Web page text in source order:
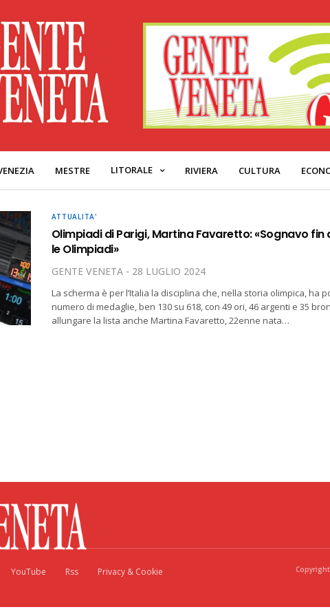
MESTRE LITORALE RIVIERA CULTURA
ATTUALITA'
Olimpiadi di Parigi, Martina Favaretto: «Sognavo
le Olimpiadi»
GENTE VENETA 28 LUGLIO 2024
La scherma è per l’Italia la disciplina che, nella storia olimpica, ha
numero di medaglie, ben 130 su 618, con 49 ori, 46 argenti e 35
allungare la lista anche Martina Favaretto, 22enne nata…
YouTube Rss Privacy & Cookie